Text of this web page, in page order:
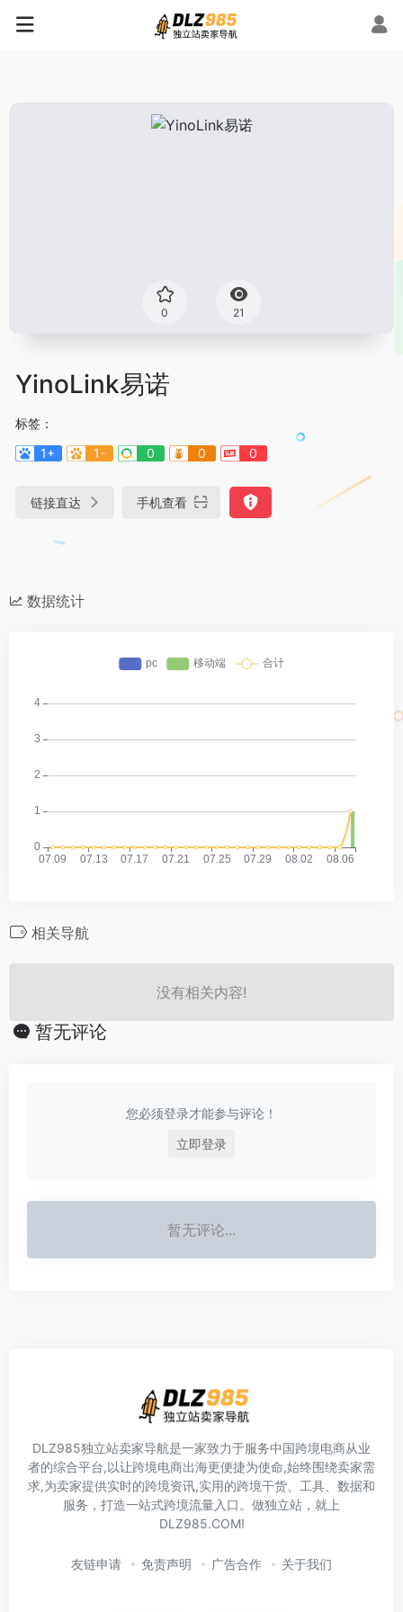
0 21
YinoLink易诺
标签：
1+
1- 0 0 0
链接直达 手机查看
数据统计
相关导航
没有相关内容!
暂无评论
您必须登录才能参与评论！
立即登录
暂无评论...
DLZ985独立站卖家导航是一家致力于服务中国跨境电商从业
者的综合平台,以让跨境电商出海更便捷为使命,始终围绕卖家需
求,为卖家提供实时的跨境资讯,实用的跨境干货、工具、数据和
服务，打造一站式跨境流量入口。做独立站，就上
DLZ985.COM!
友链申请 免责声明 广告合作 关于我们